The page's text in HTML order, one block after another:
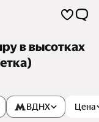
в высотках
Цена
ВДНХ